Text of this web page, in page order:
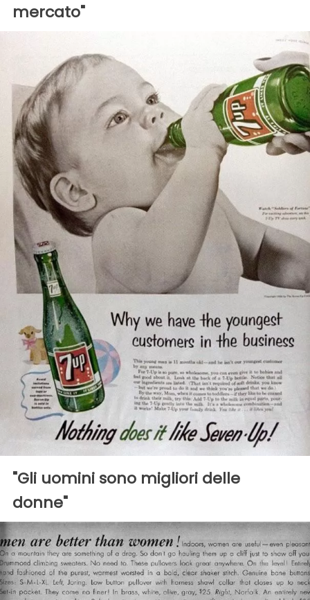
mercato"
"Gli uomini sono migliori delle
donne"